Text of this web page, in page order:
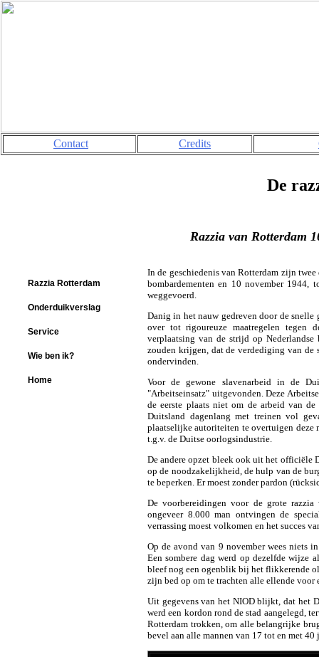
De
Razzia van Rotterdam 10
In de geschiedenis van Rotterdam zijn
bombardementen en 10 november 1944,
weggevoerd.
Danig in het nauw gedreven door de
over tot rigoureuze maatregelen tegen
verplaatsing van de strijd op
zouden krijgen, dat de verdediging van de
ondervinden.
Voor de gewone slavenarbeid in de
"Arbeitseinsatz" uitgevonden. Deze
de eerste plaats niet om de arbeid van
Duitsland dagenlang met treinen vol
plaatselijke autoriteiten te overtuigen deze
t.g.v. de Duitse oorlogsindustrie.
De andere opzet bleek ook uit het officiële
op de noodzakelijkheid, de hulp van de
te beperken. Er moest zonder pardon
De voorbereidingen voor de grote
ongeveer 8.000 man ontvingen de
verrassing moest volkomen en het succes
Op de avond van 9 november wees niets
Een sombere dag werd op dezelfde wijze
bleef nog een ogenblik bij het flikkerende
zijn bed op om te trachten alle ellende voor
Uit gegevens van het NIOD blijkt, dat het
werd een kordon rond de stad aangelegd,
Rotterdam trokken, om alle belangrijke
bevel aan alle mannen van 17 tot en met
Contact Credits
Razzia Rotterdam
Onderduikverslag
Service
Wie ben ik?
Home